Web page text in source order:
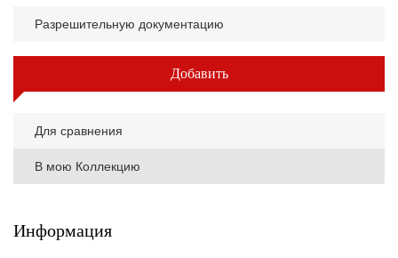
Разрешительную документацию
Добавить
Для сравнения
В мою Коллекцию
Информация